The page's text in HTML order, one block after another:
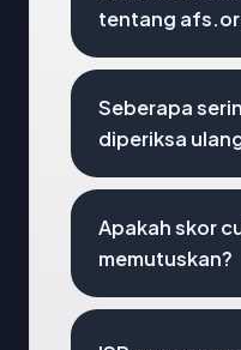
tentang
Seberapa
diperiksa
Apakah skor
memutuskan?